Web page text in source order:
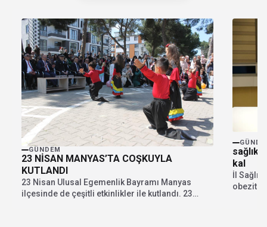
GÜNDEM
23 NİSAN MANYAS’TA COŞKUYLA
KUTLANDI
23 Nisan Ulusal Egemenlik Bayramı Manyas
ilçesinde de çeşitli etkinlikler ile kutlandı. 23
kal
İl
obezite